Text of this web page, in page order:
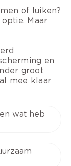
of luiken?
Maar
en
groot
mee klaar
wat heb